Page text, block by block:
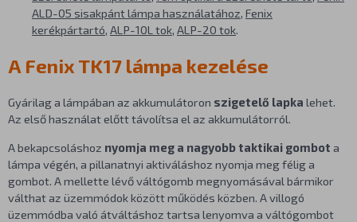
ALD-05 sisakpánt lámpa használatához, Fenix
kerékpártartó, ALP-10L tok, ALP-20 tok.
A Fenix TK17 lámpa kezelése
Gyárilag a lámpában az akkumulátoron szigetelő lapka lehet.
Az első használat előtt távolítsa el az akkumulátorról.
A bekapcsoláshoz nyomja meg a nagyobb taktikai gombot a
lámpa végén, a pillanatnyi aktiváláshoz nyomja meg félig a
gombot. A mellette lévő váltógomb megnyomásával bármikor
válthat az üzemmódok között működés közben. A villogó
üzemmódba való átváltáshoz tartsa lenyomva a váltógombot